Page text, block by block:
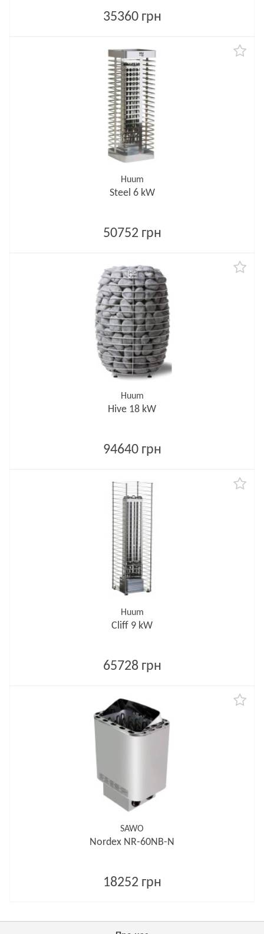
35360 грн
Huum
Steel 6 kW
50752 грн
Huum
Hive 18 kW
94640 грн
Huum
Cliff 9 kW
65728 грн
SAWO
Nordex NR-60NB-N
18252 грн